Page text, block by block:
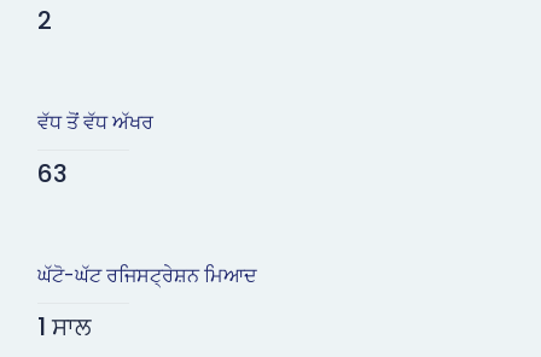
2
ਵੱਧ ਤੋਂ ਵੱਧ ਅੱਖਰ
63
ਘੱਟੋ-ਘੱਟ ਰਜਿਸਟ੍ਰੇਸ਼ਨ ਮਿਆਦ
1 ਸਾਲ